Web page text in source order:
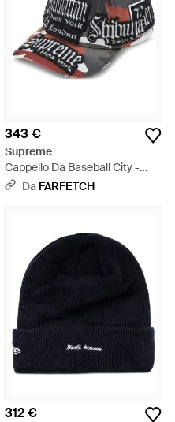
343 €
Supreme
Cappello Da Baseball City -
Bianco
Da FARFETCH
312 €